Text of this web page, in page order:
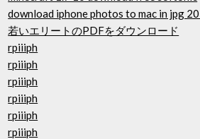
download iphone photos to mac in jpg
若いエリートのPDFをダウンロード
rpiiiph
rpiiiph
rpiiiph
rpiiiph
rpiiiph
rpiiiph